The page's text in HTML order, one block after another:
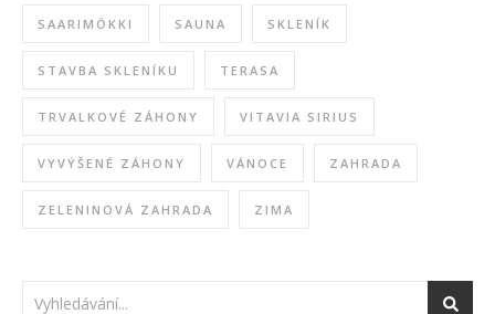
SAARIMÖKKI SAUNA SKLENÍK
STAVBA SKLENÍKU TERASA
TRVALKOVÉ ZÁHONY VITAVIA SIRIUS
VYVÝŠENÉ ZÁHONY VÁNOCE ZAHRADA
ZELENINOVÁ ZAHRADA ZIMA